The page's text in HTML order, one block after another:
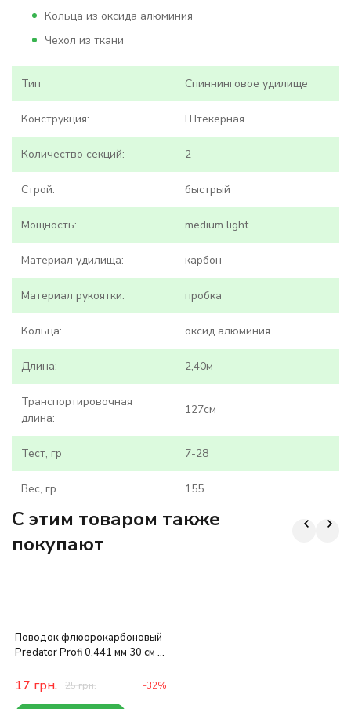
Кольца из оксида алюминия
Чехол из ткани
Тип Спиннинговое удилище
Конструкция: Штекерная
Количество секций: 2
Строй: быстрый
Мощность: medium light
Материал удилища: карбон
Материал рукоятки: пробка
Кольца: оксид алюминия
Длина: 2,40м
Транспортировочная
длина:
127см
Тест, гр 7-28
Вес, гр 155
C этим товаром также
покупают
Поводок флюорокарбоновый
Predator Profi 0,441 мм 30 см 9
17 грн. 25грн. -32%